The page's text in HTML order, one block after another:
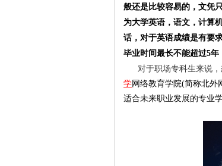
般还是比较容易的，文凭
为大学英语，语文，计算
话，对于英语成绩是有要
毕业时间最长不能超过5年
对于职场专科生来说
学网络教育学院(简称北外
适合未来职业发展的专业学